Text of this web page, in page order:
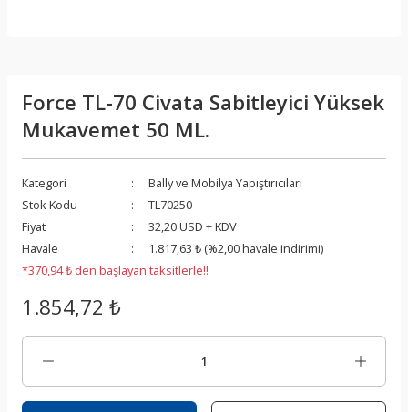
Force TL-70 Civata Sabitleyici Yüksek
Mukavemet 50 ML.
Kategori
Bally ve Mobilya Yapıştırıcıları
Stok Kodu
TL70250
Fiyat
32,20 USD + KDV
Havale
1.817,63 ₺ (%2,00 havale indirimi)
*370,94 ₺ den başlayan taksitlerle!!
1.854,72 ₺